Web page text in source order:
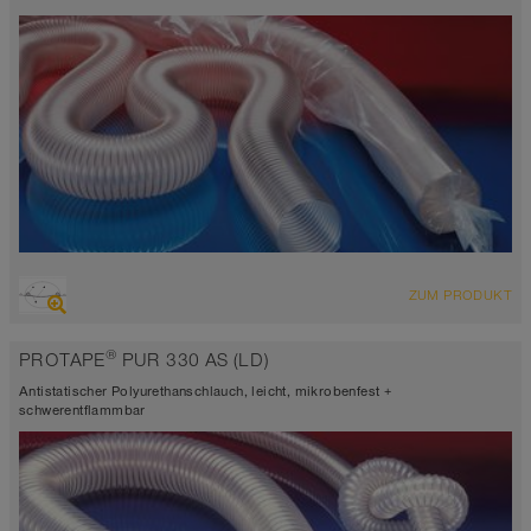
abriebfester Saugschlauch + Druckschlauch, Mehrzweckschlauch +
antistatisch < 10⁹
Wandstärke 0,4mm
-40°C bis 90°C (125°C)
ZUM PRODUKT
PROTAPE® PUR 330 AS (LD)
Antistatischer Polyurethanschlauch, leicht, mikrobenfest +
schwerentflammbar